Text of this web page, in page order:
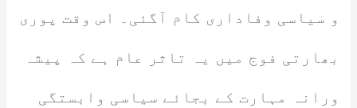
و سیاسی وفاداری کام آگئی۔ اس وقت پوری
بھارتی فوج میں یہ تاثر عام ہے کہ پیشہ
ورانہ مہارت کے بجائے سیاسی وابستگی